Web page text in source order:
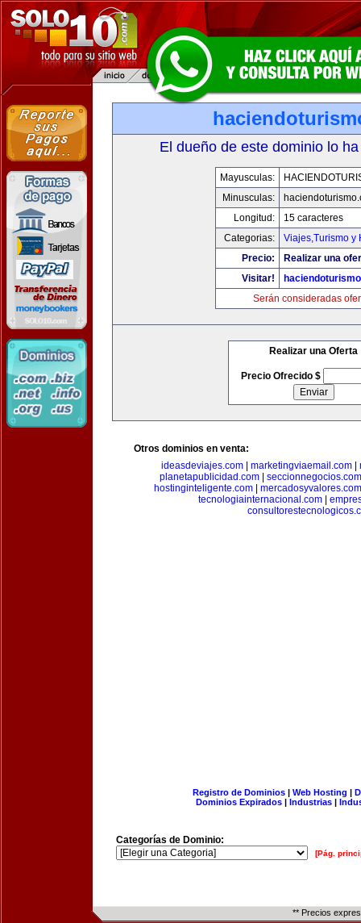
El dueño de este dominio lo
Mayusculas:
Minusculas:
Longitud:
15 caracteres
Categorias:
Viajes,Turismo y
Precio:
Realizar una
Visitar!
Serán consideradas
Realizar una Oferta
Precio Ofrecido $
Otros dominios en venta:
ideasdeviajes.com| marketingviaemail.com|
planetapublicidad.com| seccionnegocios.com
hostinginteligente.com
mercadosyvalores.com
tecnologiainternacional.com|
Registro de Dominios| Web Hosting |
Dominios Expirados | Industrias |
Categorías de Dominio:
[Pág.
** Precios